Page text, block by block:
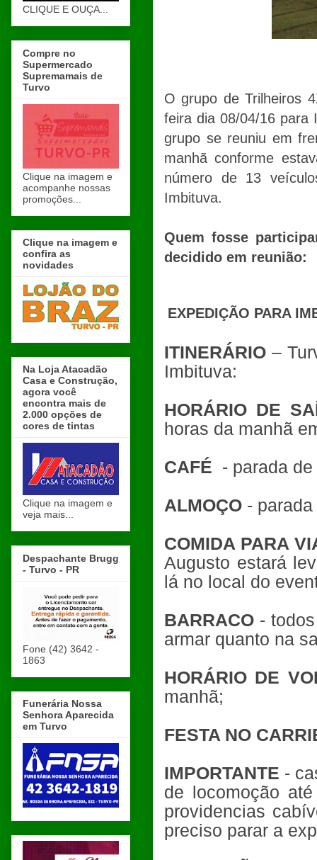
O grupo de Trilheiros
feira dia 08/04/16 para
grupo se reuniu em
manhã conforme
número de 13
Imbituva.
Quem fosse
decidido em reunião:
EXPEDIÇÃO PARA
ITINERÁRIO–
Imbituva:
HORÁRIO DE
horas da manhã
CAFÉ - parada
ALMOÇO -
COMIDA PARA
Augusto estará
lá no local do
BARRACO -
armar quanto na
HORÁRIO DE
manhã;
FESTA NO
IMPORTANTE -
de locomoção
providencias
preciso parar a
CLIQUE E OUÇA...
Compre no
Supermercado
Supremamais de
Turvo
Clique na imagem e
acompanhe nossas
promoções...
Clique na imagem e
confira as
novidades
Na Loja Atacadão
Casa e Construção,
agora você
encontra mais de
2.000 opções de
cores de tintas
Clique na imagem e
veja mais...
Despachante Brugg
- Turvo - PR
Fone (42) 3642 -
1863
Funerária Nossa
Senhora Aparecida
em Turvo